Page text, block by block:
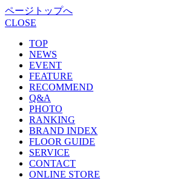
ページトップへ
CLOSE
TOP
NEWS
EVENT
FEATURE
RECOMMEND
Q&A
PHOTO
RANKING
BRAND INDEX
FLOOR GUIDE
SERVICE
CONTACT
ONLINE STORE